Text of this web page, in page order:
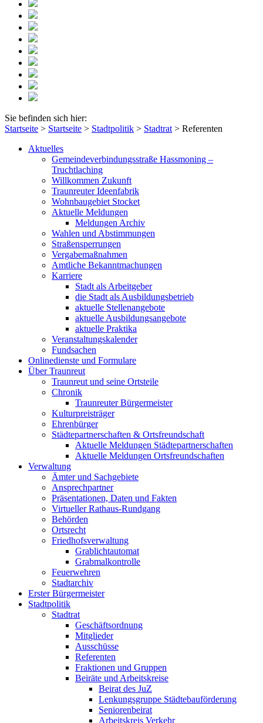
Sie befinden sich hier:
Startseite > Startseite > Stadtpolitik > Stadtrat > Referenten
Aktuelles
Gemeindeverbindungsstraße Hassmoning –
Truchtlaching
Willkommen Zukunft
Traunreuter Ideenfabrik
Wohnbaugebiet Stocket
Aktuelle Meldungen
Meldungen Archiv
Wahlen und Abstimmungen
Straßensperrungen
Vergabemaßnahmen
Amtliche Bekanntmachungen
Karriere
Stadt als Arbeitgeber
die Stadt als Ausbildungsbetrieb
aktuelle Stellenangebote
aktuelle Ausbildungsangebote
aktuelle Praktika
Veranstaltungskalender
Fundsachen
Onlinedienste und Formulare
Über Traunreut
Traunreut und seine Ortsteile
Chronik
Traunreuter Bürgermeister
Kulturpreisträger
Ehrenbürger
Städtepartnerschaften & Ortsfreundschaft
Aktuelle Meldungen Städtepartnerschaften
Aktuelle Meldungen Ortsfreundschaften
Verwaltung
Ämter und Sachgebiete
Ansprechpartner
Präsentationen, Daten und Fakten
Virtueller Rathaus-Rundgang
Behörden
Ortsrecht
Friedhofsverwaltung
Grablichtautomat
Grabmalkontrolle
Feuerwehren
Stadtarchiv
Erster Bürgermeister
Stadtpolitik
Stadtrat
Geschäftsordnung
Mitglieder
Ausschüsse
Referenten
Fraktionen und Gruppen
Beiräte und Arbeitskreise
Beirat des JuZ
Lenkungsgruppe Städtebauförderung
Seniorenbeirat
Arbeitskreis Verkehr